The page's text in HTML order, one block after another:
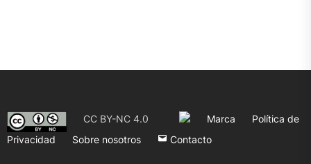
CC BY-NC 4.0 Marca
Política de
Privacidad
Sobre nosotros Contacto